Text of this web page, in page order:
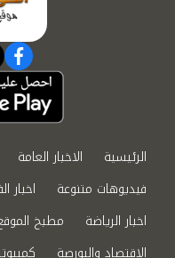
الرئيسية الاخبار العامة
فيديوهات متنوعة
اخبار
اخبار الرياضة
مطبخ
الاقتصاد والبورصة